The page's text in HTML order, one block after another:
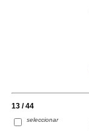
13 / 44
seleccionar